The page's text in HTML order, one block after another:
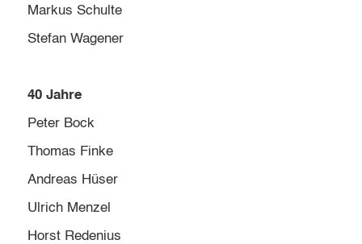
Markus Schulte
Stefan Wagener
40 Jahre
Peter Bock
Thomas Finke
Andreas Hüser
Ulrich Menzel
Horst Redenius